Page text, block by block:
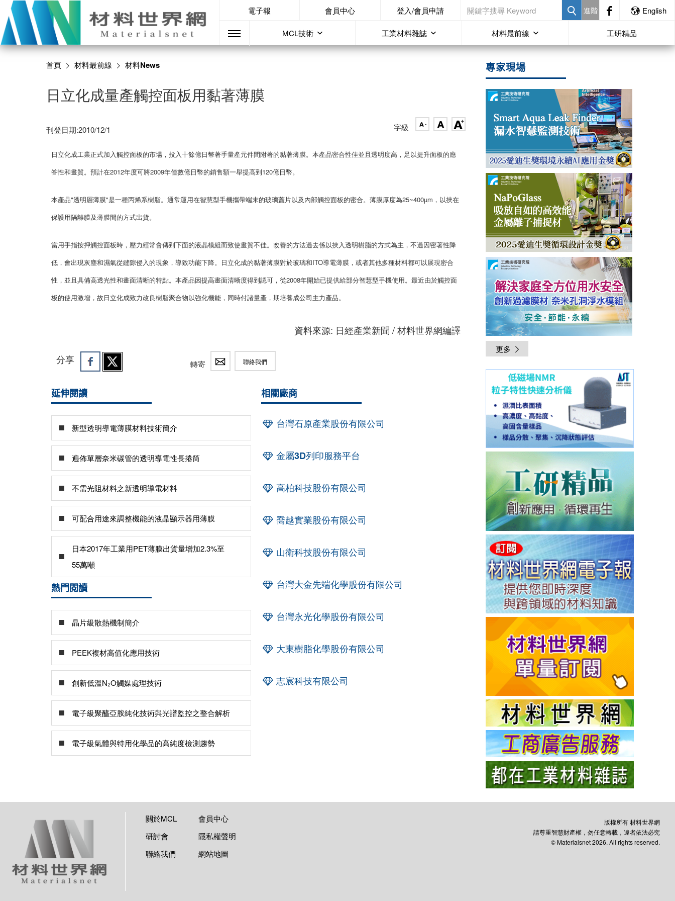
電子報 會員中心 登入/會員申請 進階 English
MCL技術 工業材料雜誌 材料最前線 工研精品
首頁 材料最前線 材料News
日立化成量產觸控面板用黏著薄膜
刊登日期:2010/12/1 字級
日立化成工業正式加入觸控面板的市場，投入十餘億日幣著手量產元件間附著的黏著薄膜。本產品密合性佳並且透明度高，足以提升面板的應
答性和畫質。預計在2012年度可將2009年僅數億日幣的銷售額一舉提高到120億日幣。
本產品"透明層薄膜"是一種丙烯系樹脂。通常運用在智慧型手機攜帶端末的玻璃蓋片以及內部觸控面板的密合。薄膜厚度為25~400µm，以挾在
保護用隔離膜及薄膜間的方式出貨。
當用手指按押觸控面板時，壓力經常會傳到下面的液晶模組而致使畫質不佳。改善的方法過去係以挾入透明樹脂的方式為主，不過因密著性降
低，會出現灰塵和濕氣從縫隙侵入的現象，導致功能下降。日立化成的黏著薄膜對於玻璃和ITO導電薄膜，或者其他多種材料都可以展現密合
性，並且具備高透光性和畫面清晰的特點。本產品因提高畫面清晰度得到認可，從2008年開始已提供給部分智慧型手機使用。最近由於觸控面
板的使用激增，故日立化成致力改良樹脂聚合物以強化機能，同時付諸量產，期培養成公司主力產品。
資料來源: 日經產業新聞 / 材料世界網編譯
分享 轉寄 聯絡我們
延伸閱讀
新型透明導電薄膜材料技術簡介
遍佈單層奈米碳管的透明導電性長捲筒
不需光阻材料之新透明導電材料
可配合用途來調整機能的液晶顯示器用薄膜
日本2017年工業用PET薄膜出貨量增加2.3%至
55萬噸
熱門閱讀
晶片級散熱機制簡介
PEEK複材高值化應用技術
創新低溫N₂O觸媒處理技術
電子級聚醯亞胺純化技術與光譜監控之整合解析
電子級氣體與特用化學品的高純度檢測趨勢
相關廠商
台灣石原產業股份有限公司
金屬3D列印服務平台
高柏科技股份有限公司
喬越實業股份有限公司
山衛科技股份有限公司
台灣大金先端化學股份有限公司
台灣永光化學股份有限公司
大東樹脂化學股份有限公司
志宸科技有限公司
專家現場
更多
關於MCL
會員中心
研討會
隱私權聲明
聯絡我們
網站地圖
版權所有 材料世界網
請尊重智慧財產權，勿任意轉載，違者依法必究
© Materialsnet 2026. All rights reserved.